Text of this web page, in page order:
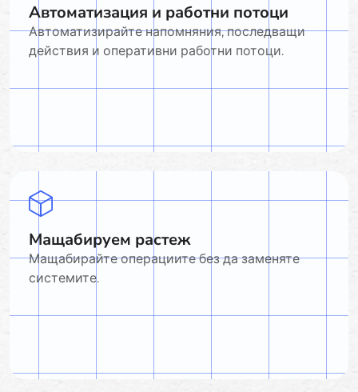
Автоматизация и работни потоци
Автоматизирайте напомняния, последващи
действия и оперативни работни потоци.
Мащабируем растеж
Мащабирайте операциите без да заменяте
системите.